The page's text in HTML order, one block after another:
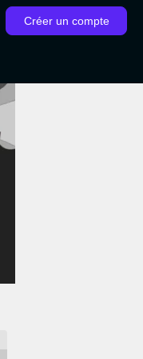
Créer un compte